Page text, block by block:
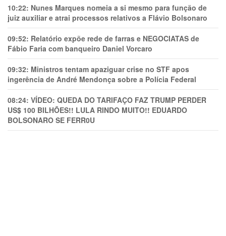
10:22: Nunes Marques nomeia a si mesmo para função de
juiz auxiliar e atrai processos relativos a Flávio Bolsonaro
09:52: Relatório expõe rede de farras e NEGOCIATAS de
Fábio Faria com banqueiro Daniel Vorcaro
09:32: Ministros tentam apaziguar crise no STF apos
ingerência de André Mendonça sobre a Polícia Federal
08:24: VÍDEO: QUEDA DO TARIFAÇO FAZ TRUMP PERDER
US$ 100 BILHÕES!! LULA RINDO MUITO!! EDUARDO
BOLSONARO SE FERR0U